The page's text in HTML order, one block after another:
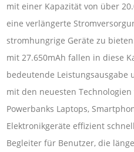
mit einer Kapazität von über
eine verlängerte
stromhungrige Geräte zu
mit 27.650mAh fallen in diese
bedeutende Leistungsausgabe
mit den neuesten Technologien
Powerbanks Laptops,
Elektronikgeräte effizient
Begleiter für Benutzer, die